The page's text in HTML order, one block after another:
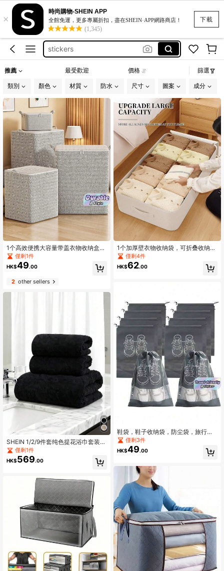
下載
×
時尚購物-SHEIN APP
全館免運，更多專屬折扣，盡在SHEIN·APP網路商店！
(1,345)
زينه رمضان
motf
stickers
ダイヤモンドアート
motf
推薦 最受歡迎 價格 篩選
類別 顏色 材質 防水 尺寸 圖案 成分
1个高效便携大容量带盖衣物收纳盒，
布艺收纳盒，带拉链盖和提手，衣柜
整理盒，可收纳衣物、玩具、书籍，
坚固耐用，节省空间，现代家居装
厅、卧室。
僅剩1件
HK$49.00
2other sellers
SHEIN 1/2/9件套纯色提花浴巾套装，
100%纯棉，轻盈吸水。轻薄便携，适
合旅行、商务旅行和居家使用。柔软
吸水毛巾布面料，可选面巾或浴巾。
僅剩1件
HK$569.00
1个加厚壁衣物收纳袋，可折叠收纳
袋，大容量床底收纳袋，最大限度利
用床底空间，衣柜内衣收纳袋，换季
衣物收纳袋，透明窗口方便查看内容
僅剩4件
HK$62.00
鞋袋，鞋子收纳袋，防尘袋，旅行鞋
袋，可见束口袋，鞋袋，家居整理鞋
袋
僅剩3件
HK$49.00